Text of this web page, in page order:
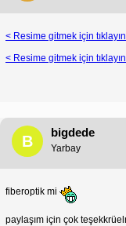
< Resime gitmek için
< Resime gitmek için
B
bigdede
Yarbay
fiberoptik mi
paylaşım için çok